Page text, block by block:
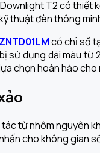
có chỉ số
dụng dải màu
chọn hoàn hảo
từ nhôm nguyên
cho không gian